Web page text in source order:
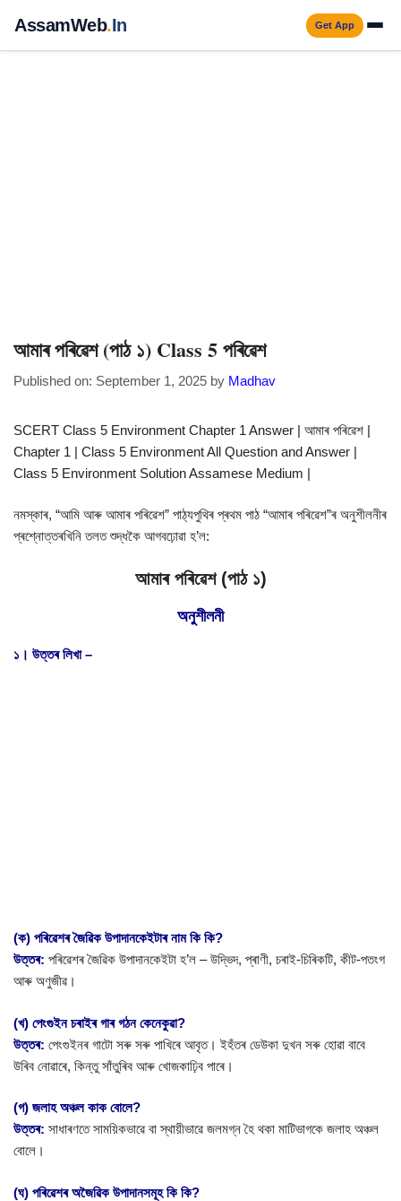
content
AssamWeb.In Get App
আমাৰ পৰিৱেশ (পাঠ ১) Class 5 পৰিৱেশ
Published on: September 1, 2025 by Madhav
SCERT Class 5 Environment Chapter 1 Answer | আমাৰ পৰিৱেশ |
Chapter 1 | Class 5 Environment All Question and Answer |
Class 5 Environment Solution Assamese Medium |
নমস্কাৰ, “আমি আৰু আমাৰ পৰিৱেশ” পাঠ্যপুথিৰ প্ৰথম পাঠ “আমাৰ পৰিৱেশ”ৰ অনুশীলনীৰ
প্ৰশ্নোত্তৰখিনি তলত শুদ্ধকৈ আগবঢ়োৱা হ’ল:
আমাৰ পৰিৱেশ (পাঠ ১)
অনুশীলনী
১। উত্তৰ লিখা –
(ক) পৰিৱেশৰ জৈৱিক উপাদানকেইটাৰ নাম কি কি?
উত্তৰ: পৰিৱেশৰ জৈৱিক উপাদানকেইটা হ’ল – উদ্ভিদ, প্ৰাণী, চৰাই-চিৰিকটি, কীট-পতংগ
আৰু অণুজীৱ।
(খ) পেংগুইন চৰাইৰ গাৰ গঠন কেনেকুৱা?
উত্তৰ: পেংগুইনৰ গাটো সৰু সৰু পাখিৰে আবৃত। ইহঁতৰ ডেউকা দুখন সৰু হোৱা বাবে
উৰিব নোৱাৰে, কিন্তু সাঁতুৰিব আৰু খোজকাঢ়িব পাৰে।
(গ) জলাহ অঞ্চল কাক বোলে?
উত্তৰ: সাধাৰণতে সাময়িকভাৱে বা স্থায়ীভাৱে জলমগ্ন হৈ থকা মাটিভাগকে জলাহ অঞ্চল
বোলে।
(ঘ) পৰিৱেশৰ অজৈৱিক উপাদানসমূহ কি কি?